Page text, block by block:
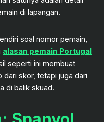
di lapangan.
soal nomor pemain,
alasan pemain Portugal
seperti ini membuat
dari skor, tetapi juga dari
di balik skuad.